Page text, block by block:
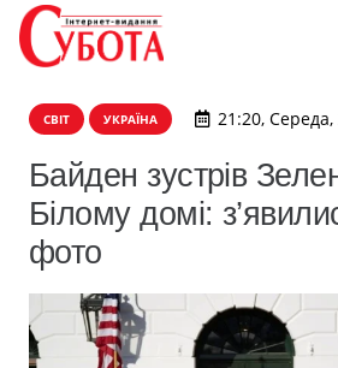
СВІТ УКРАЇНА 21:20,
Байден зустрів
Білому домі:
фото